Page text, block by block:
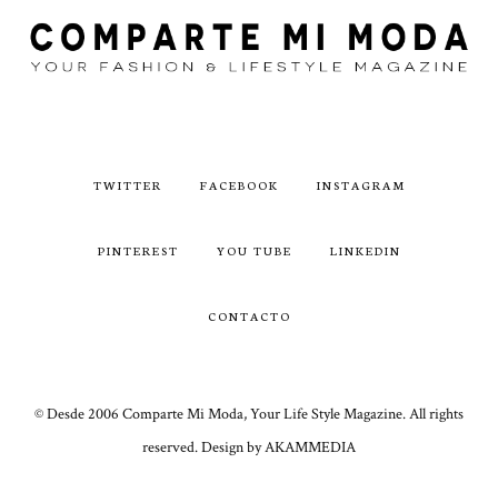
TWITTER FACEBOOK INSTAGRAM
PINTEREST YOU TUBE LINKEDIN
CONTACTO
© Desde 2006 Comparte Mi Moda, Your Life Style Magazine. All rights
reserved. Design by AKAMMEDIA